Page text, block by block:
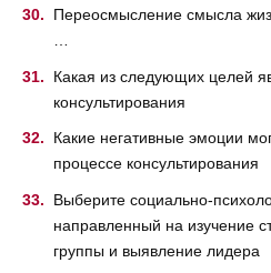
Переосмысление смысла
Какая из следующих целей
консультирования
Какие негативные эмоции
процессе консультирования
Выберите социально-
направленный на изучение
группы и выявление лидера